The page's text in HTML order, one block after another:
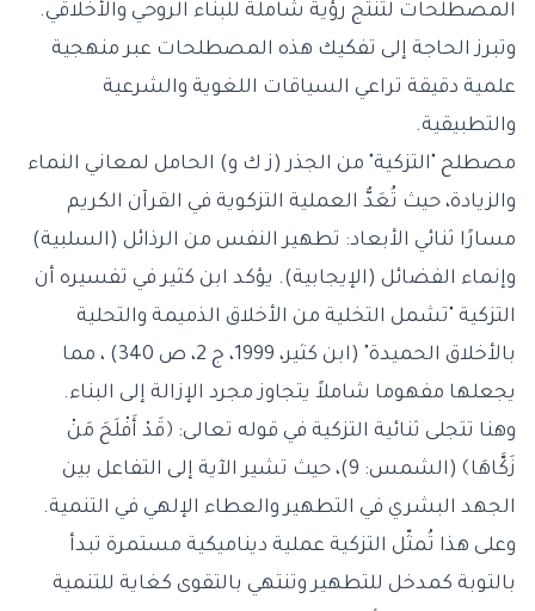
المصطلحات لتنتج رؤية شاملة للبناء الروحي والأخلاقي.
وتبرز الحاجة إلى تفكيك هذه المصطلحات عبر منهجية
علمية دقيقة تراعي السياقات اللغوية والشرعية
والتطبيقية.
مصطلح "التزكية" من الجذر (ز ك و) الحامل لمعاني النماء
والزيادة، حيث تُعَدُّ العملية التزكوية في القرآن الكريم
مسارًا ثنائي الأبعاد: تطهير النفس من الرذائل (السلبية)
وإنماء الفضائل (الإيجابية). يؤكد ابن كثير في تفسيره أن
التزكية "تشمل التخلية من الأخلاق الذميمة والتحلية
بالأخلاق الحميدة" (ابن كثير، 1999، ج 2، ص 340) ، مما
يجعلها مفهوما شاملاً يتجاوز مجرد الإزالة إلى البناء.
وهنا تتجلى ثنائية التزكية في قوله تعالى: ﴿قَدْ أَفْلَحَ مَنْ
زَكَّاهَا﴾ (الشمس: 9)، حيث تشير الآية إلى التفاعل بين
الجهد البشري في التطهير والعطاء الإلهي في التنمية.
وعلى هذا تُمثّل التزكية عملية ديناميكية مستمرة تبدأ
بالتوبة كمدخل للتطهير وتنتهي بالتقوى كغاية للتنمية